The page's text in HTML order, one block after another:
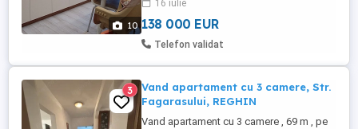
10
grădinițe, magazine Penny, Lidl toate in
apropiere.Preț ...
16 iulie
138 000 EUR
Telefon validat
3
Vand apartament cu 3 camere, Str.
Fagarasului, REGHIN
Vand apartament cu 3 camere , 69 m , pe